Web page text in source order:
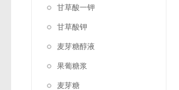
甘草酸一钾
甘草酸钾
麦芽糖醇液
果葡糖浆
麦芽糖